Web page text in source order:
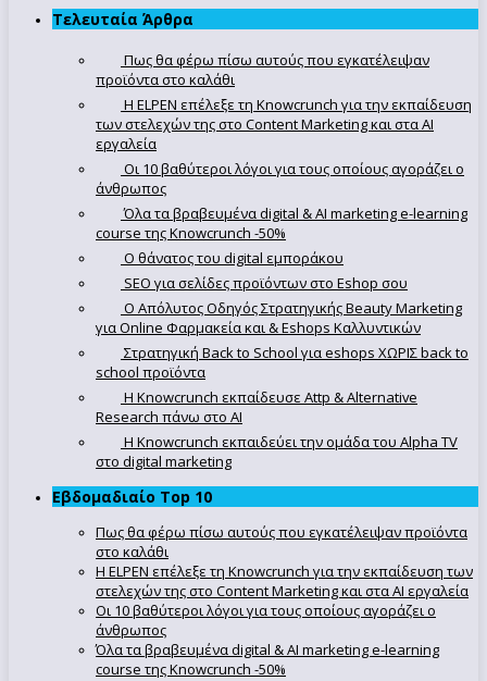
Τελευταία Άρθρα
Πως θα φέρω πίσω αυτούς που εγκατέλειψαν
προϊόντα στο καλάθι
Η ELPEN επέλεξε τη Knowcrunch για την εκπαίδευση
των στελεχών της στο Content Marketing και στα AI
εργαλεία
Οι 10 βαθύτεροι λόγοι για τους οποίους αγοράζει ο
άνθρωπος
Όλα τα βραβευμένα digital & AI marketing e-learning
course της Knowcrunch -50%
Ο θάνατος του digital εμποράκου
SEO για σελίδες προϊόντων στο Eshop σου
Ο Απόλυτoς Οδηγός Στρατηγικής Beauty Marketing
για Online Φαρμακεία και & Eshops Καλλυντικών
Στρατηγική Back to School για eshops ΧΩΡΙΣ back to
school προϊόντα
Η Knowcrunch εκπαίδευσε Attp & Alternative
Research πάνω στο ΑΙ
Η Knowcrunch εκπαιδεύει την ομάδα του Alpha TV
στο digital marketing
Εβδομαδιαίο Top 10
Πως θα φέρω πίσω αυτούς που εγκατέλειψαν προϊόντα
στο καλάθι
Η ELPEN επέλεξε τη Knowcrunch για την εκπαίδευση των
στελεχών της στο Content Marketing και στα AI εργαλεία
Οι 10 βαθύτεροι λόγοι για τους οποίους αγοράζει ο
άνθρωπος
Όλα τα βραβευμένα digital & AI marketing e-learning
course της Knowcrunch -50%